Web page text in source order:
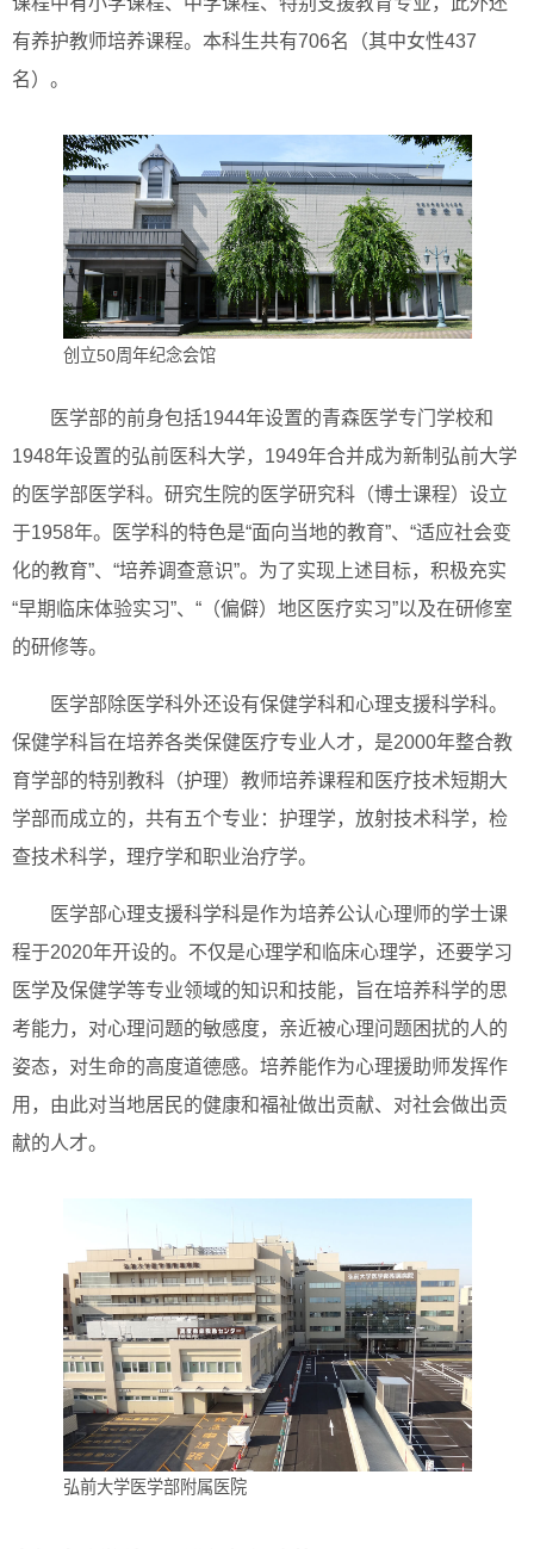
有养护教师培养课程。本科生共有706名（其中女性437
名）。
创立50周年纪念会馆
医学部的前身包括1944年设置的青森医学专门学校和
1948年设置的弘前医科大学，1949年合并成为新制弘前大学
的医学部医学科。研究生院的医学研究科（博士课程）设立
于1958年。医学科的特色是“面向当地的教育”、“适应社会变
化的教育”、“培养调查意识”。为了实现上述目标，积极充实
“早期临床体验实习”、“（偏僻）地区医疗实习”以及在研修室
的研修等。
医学部除医学科外还设有保健学科和心理支援科学科。
保健学科旨在培养各类保健医疗专业人才，是2000年整合教
育学部的特别教科（护理）教师培养课程和医疗技术短期大
学部而成立的，共有五个专业：护理学，放射技术科学，检
查技术科学，理疗学和职业治疗学。
医学部心理支援科学科是作为培养公认心理师的学士课
程于2020年开设的。不仅是心理学和临床心理学，还要学习
医学及保健学等专业领域的知识和技能，旨在培养科学的思
考能力，对心理问题的敏感度，亲近被心理问题困扰的人的
姿态，对生命的高度道德感。培养能作为心理援助师发挥作
用，由此对当地居民的健康和福祉做出贡献、对社会做出贡
献的人才。
弘前大学医学部附属医院